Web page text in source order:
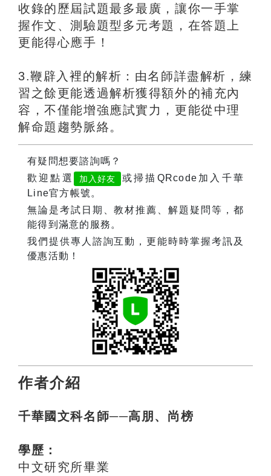
收錄的歷屆試題最多最廣，讓你一手掌
握作文、測驗題型多元考題，在答題上
更能得心應手！
3.鞭辟入裡的解析：由名師詳盡解析，練
習之餘更能透過解析獲得額外的補充內
容，不僅能增強應試實力，更能從中理
解命題趨勢脈絡。
有疑問想要諮詢嗎？
歡迎點選
加入好友
或掃描QRcode加入千華
Line官方帳號。
無論是考試日期、教材推薦、解題疑問等，都
能得到滿意的服務。
我們提供專人諮詢互動，更能時時掌握考訊及
優惠活動！
作者介紹
千華國文科名師──高朋、尚榜
學歷：
中文研究所畢業